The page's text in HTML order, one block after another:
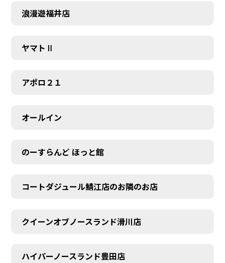
浪漫遊福井店
ヤマトⅡ
アポロ２１
オールイン
のーすらんど ほっと館
コートダジュール鯖江店のお隣のお店
クイーンオブノースランド滑川店
ハイパーノースランド豊田店